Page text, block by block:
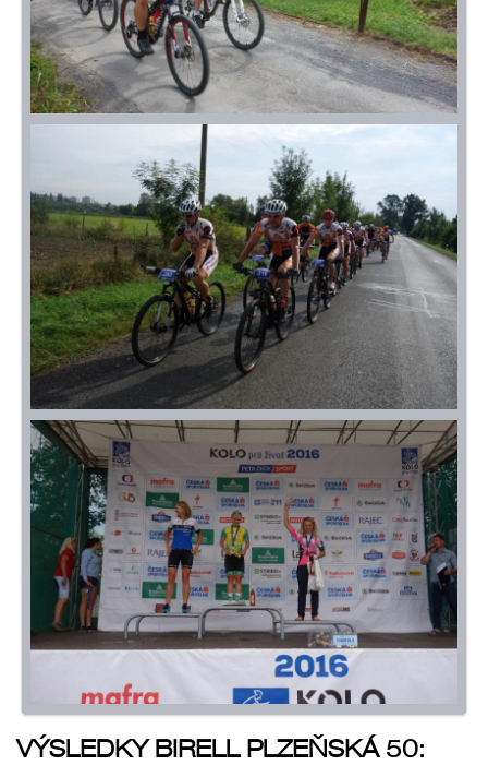
VÝSLEDKY BIRELL PLZEŇSKÁ 50: